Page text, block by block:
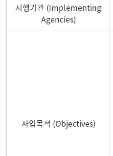
시행기관 (Implementing
Agencies)
사업목적 (Objectives)